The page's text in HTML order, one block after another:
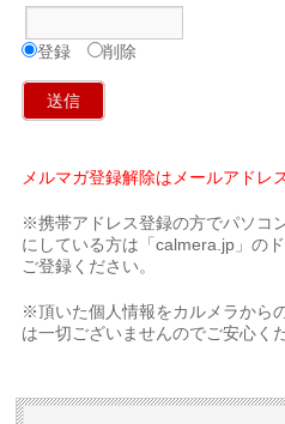
登録 削除
メルマガ登録解除はメールアドレ
※携帯アドレス登録の方でパソコ
にしている方は「calmera.jp」の
ご登録ください。
※頂いた個人情報をカルメラから
は一切ございませんのでご安心く